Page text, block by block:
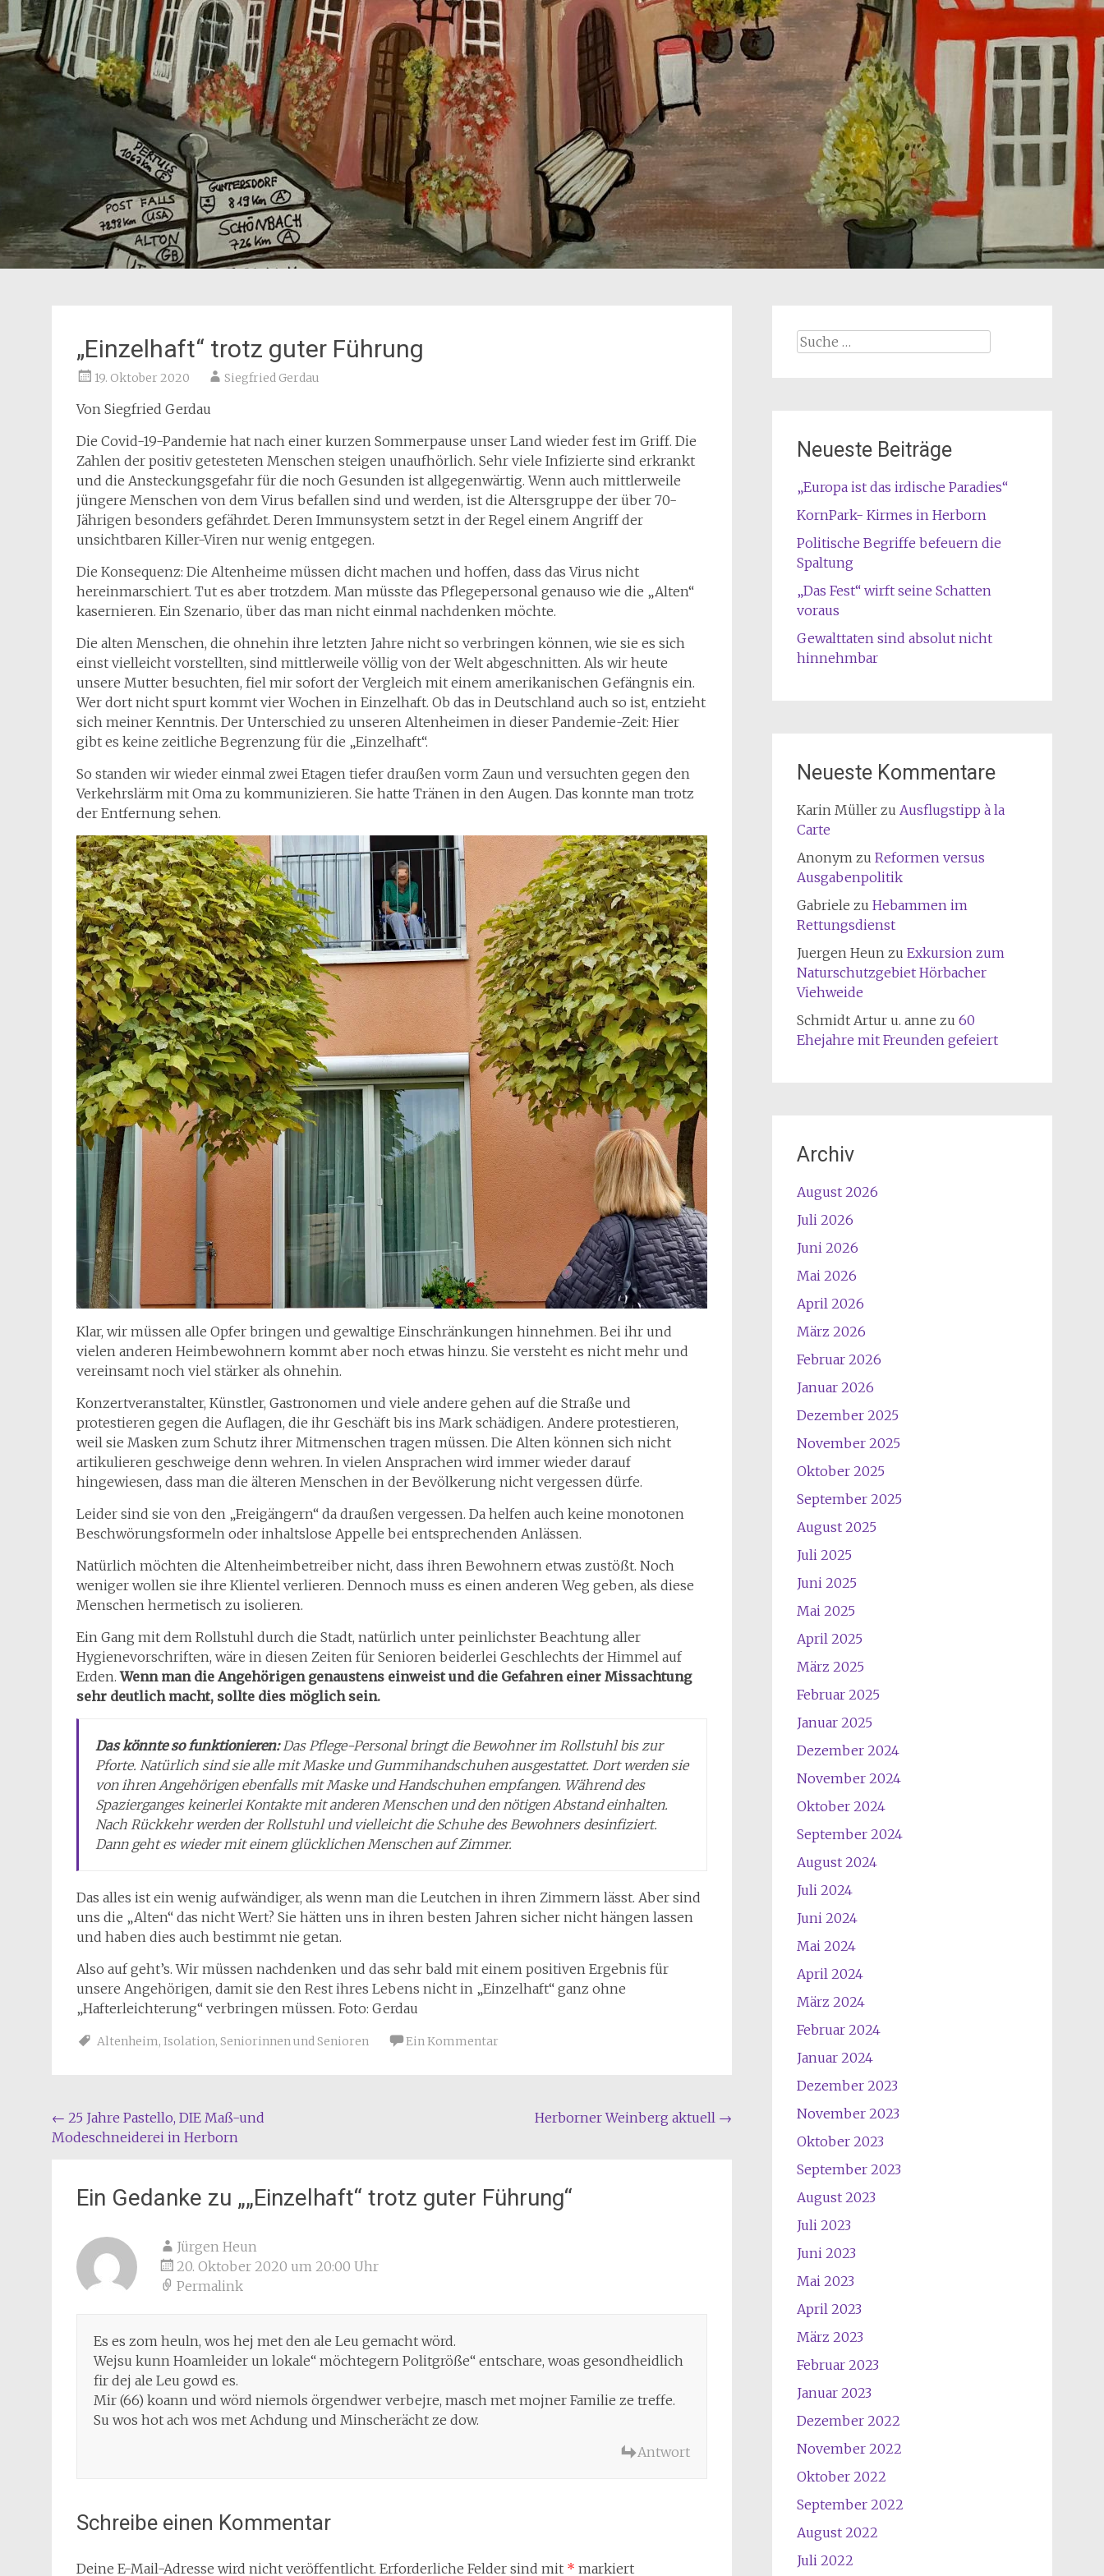
„Einzelhaft“ trotz guter Führung
19. Oktober 2020 Siegfried Gerdau
Von Siegfried Gerdau
Die Covid-19-Pandemie hat nach einer kurzen Sommerpause unser Land wieder fest im Griff. Die
Zahlen der positiv getesteten Menschen steigen unaufhörlich. Sehr viele Infizierte sind erkrankt
und die Ansteckungsgefahr für die noch Gesunden ist allgegenwärtig. Wenn auch mittlerweile
jüngere Menschen von dem Virus befallen sind und werden, ist die Altersgruppe der über 70-
Jährigen besonders gefährdet. Deren Immunsystem setzt in der Regel einem Angriff der
unsichtbaren Killer-Viren nur wenig entgegen.
Die Konsequenz: Die Altenheime müssen dicht machen und hoffen, dass das Virus nicht
hereinmarschiert. Tut es aber trotzdem. Man müsste das Pflegepersonal genauso wie die „Alten“
kasernieren. Ein Szenario, über das man nicht einmal nachdenken möchte.
Die alten Menschen, die ohnehin ihre letzten Jahre nicht so verbringen können, wie sie es sich
einst vielleicht vorstellten, sind mittlerweile völlig von der Welt abgeschnitten. Als wir heute
unsere Mutter besuchten, fiel mir sofort der Vergleich mit einem amerikanischen Gefängnis ein.
Wer dort nicht spurt kommt vier Wochen in Einzelhaft. Ob das in Deutschland auch so ist, entzieht
sich meiner Kenntnis. Der Unterschied zu unseren Altenheimen in dieser Pandemie-Zeit: Hier
gibt es keine zeitliche Begrenzung für die „Einzelhaft“.
So standen wir wieder einmal zwei Etagen tiefer draußen vorm Zaun und versuchten gegen den
Verkehrslärm mit Oma zu kommunizieren. Sie hatte Tränen in den Augen. Das konnte man trotz
der Entfernung sehen.
Klar, wir müssen alle Opfer bringen und gewaltige Einschränkungen hinnehmen. Bei ihr und
vielen anderen Heimbewohnern kommt aber noch etwas hinzu. Sie versteht es nicht mehr und
vereinsamt noch viel stärker als ohnehin.
Konzertveranstalter, Künstler, Gastronomen und viele andere gehen auf die Straße und
protestieren gegen die Auflagen, die ihr Geschäft bis ins Mark schädigen. Andere protestieren,
weil sie Masken zum Schutz ihrer Mitmenschen tragen müssen. Die Alten können sich nicht
artikulieren geschweige denn wehren. In vielen Ansprachen wird immer wieder darauf
hingewiesen, dass man die älteren Menschen in der Bevölkerung nicht vergessen dürfe.
Leider sind sie von den „Freigängern“ da draußen vergessen. Da helfen auch keine monotonen
Beschwörungsformeln oder inhaltslose Appelle bei entsprechenden Anlässen.
Natürlich möchten die Altenheimbetreiber nicht, dass ihren Bewohnern etwas zustößt. Noch
weniger wollen sie ihre Klientel verlieren. Dennoch muss es einen anderen Weg geben, als diese
Menschen hermetisch zu isolieren.
Ein Gang mit dem Rollstuhl durch die Stadt, natürlich unter peinlichster Beachtung aller
Hygienevorschriften, wäre in diesen Zeiten für Senioren beiderlei Geschlechts der Himmel auf
Erden.Wenn man die Angehörigen genaustens einweist und die Gefahren einer Missachtung
sehr deutlich macht, sollte dies möglich sein.
Das könnte so funktionieren:Das Pflege-Personal bringt die Bewohner im Rollstuhl bis zur
Pforte. Natürlich sind sie alle mit Maske und Gummihandschuhen ausgestattet. Dort werden sie
von ihren Angehörigen ebenfalls mit Maske und Handschuhen empfangen. Während des
Spazierganges keinerlei Kontakte mit anderen Menschen und den nötigen Abstand einhalten.
Nach Rückkehr werden der Rollstuhl und vielleicht die Schuhe des Bewohners desinfiziert.
Dann geht es wieder mit einem glücklichen Menschen auf Zimmer.
Das alles ist ein wenig aufwändiger, als wenn man die Leutchen in ihren Zimmern lässt. Aber sind
uns die „Alten“ das nicht Wert? Sie hätten uns in ihren besten Jahren sicher nicht hängen lassen
und haben dies auch bestimmt nie getan.
Also auf geht’s. Wir müssen nachdenken und das sehr bald mit einem positiven Ergebnis für
unsere Angehörigen, damit sie den Rest ihres Lebens nicht in „Einzelhaft“ ganz ohne
„Hafterleichterung“ verbringen müssen. Foto: Gerdau
Altenheim, Isolation, Seniorinnen und Senioren Ein Kommentar
Beitragsnavigation
← 25 Jahre Pastello, DIE Maß-und
Modeschneiderei in Herborn
Herborner Weinberg aktuell →
Ein Gedanke zu „„Einzelhaft“ trotz guter Führung“
Jürgen Heun
20. Oktober 2020 um 20:00 Uhr
Permalink
Es es zom heuln, wos hej met den ale Leu gemacht wörd.
Wejsu kunn Hoamleider un lokale“ möchtegern Politgröße“ entschare, woas gesondheidlich
fir dej ale Leu gowd es.
Mir (66) koann und wörd niemols örgendwer verbejre, masch met mojner Familie ze treffe.
Su wos hot ach wos met Achdung und Minscherächt ze dow.
Antwort
Schreibe einen Kommentar
Deine E-Mail-Adresse wird nicht veröffentlicht. Erforderliche Felder sind mit * markiert
Suche
Neueste Beiträge
„Europa ist das irdische Paradies“
KornPark- Kirmes in Herborn
Politische Begriffe befeuern die
Spaltung
„Das Fest“ wirft seine Schatten
voraus
Gewalttaten sind absolut nicht
hinnehmbar
Neueste Kommentare
Karin Müllerzu Ausflugstipp à la
Carte
Anonymzu Reformen versus
Ausgabenpolitik
Gabriele zu Hebammen im
Rettungsdienst
Juergen Heunzu Exkursion zum
Naturschutzgebiet Hörbacher
Viehweide
Schmidt Artur u. anne zu 60
Ehejahre mit Freunden gefeiert
Archiv
August 2026
Juli 2026
Juni 2026
Mai 2026
April 2026
März 2026
Februar 2026
Januar 2026
Dezember 2025
November 2025
Oktober 2025
September 2025
August 2025
Juli 2025
Juni 2025
Mai 2025
April 2025
März 2025
Februar 2025
Januar 2025
Dezember 2024
November 2024
Oktober 2024
September 2024
August 2024
Juli 2024
Juni 2024
Mai 2024
April 2024
März 2024
Februar 2024
Januar 2024
Dezember 2023
November 2023
Oktober 2023
September 2023
August 2023
Juli 2023
Juni 2023
Mai 2023
April 2023
März 2023
Februar 2023
Januar 2023
Dezember 2022
November 2022
Oktober 2022
September 2022
August 2022
Juli 2022